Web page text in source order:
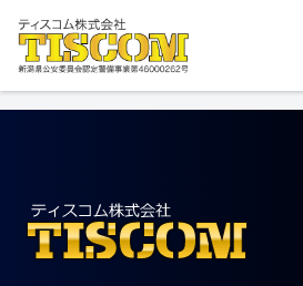
交通誘導、施設警備、保安警備はお任せ下さ
心安全を支えるプロフェッショナル集団です。